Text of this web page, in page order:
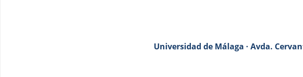
Universidad de Málaga · Avda.